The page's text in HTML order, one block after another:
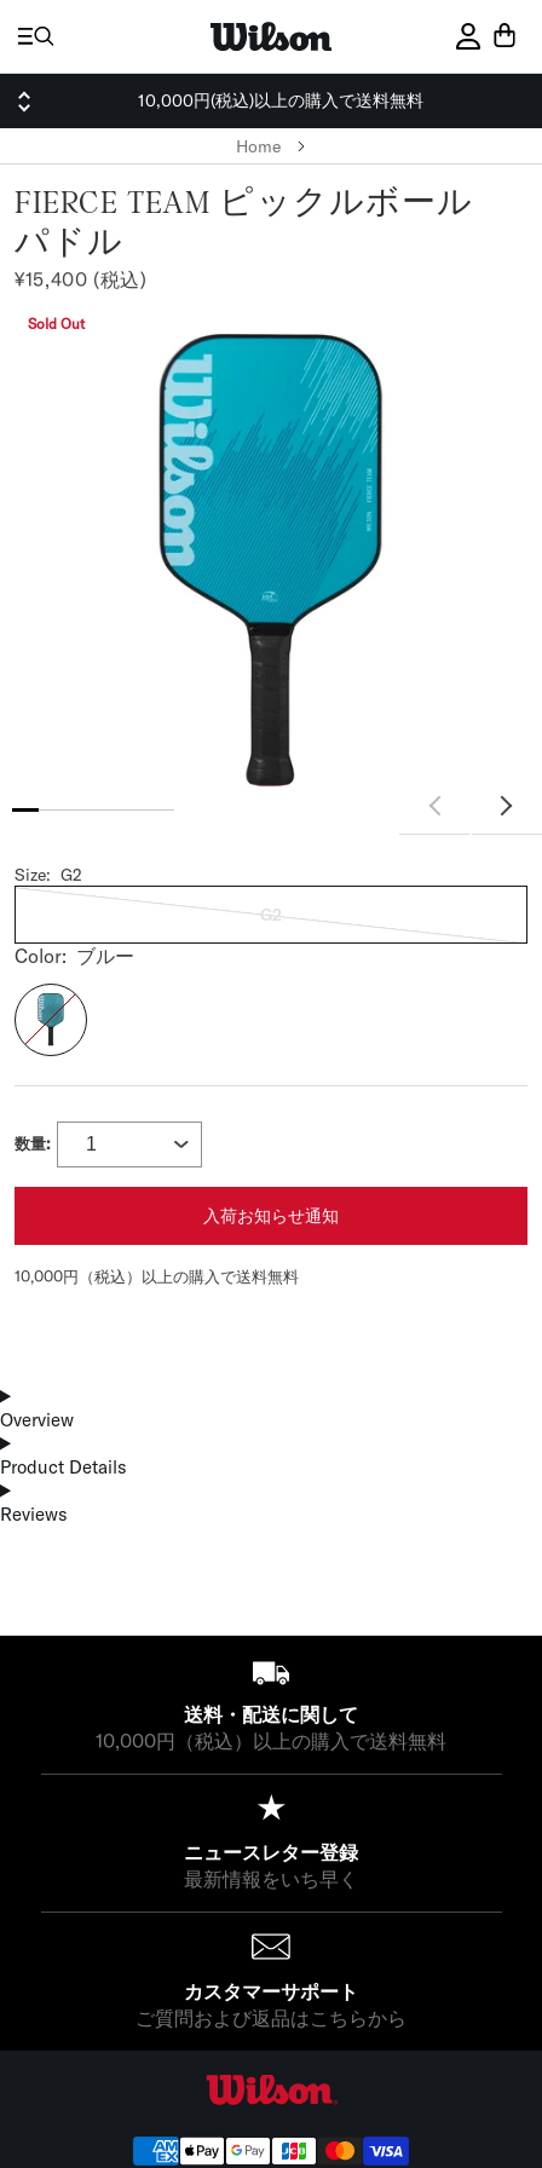
10,000円(税込)以上の購入で送料無料
サイン
Home
FIERCE TEAM ピックルボール
パドル
¥15,400 (税込)
Sold Out
Size: G2
G2
Color: ブルー
数量:
入荷お知らせ通知
10,000円（税込）以上の購入で送料無料
Overview
Product Details
Reviews
送料・配送に関して
10,000円（税込）以上の購入で送料無料
ニュースレター登録
最新情報をいち早く
カスタマーサポート
ご質問および返品はこちらから